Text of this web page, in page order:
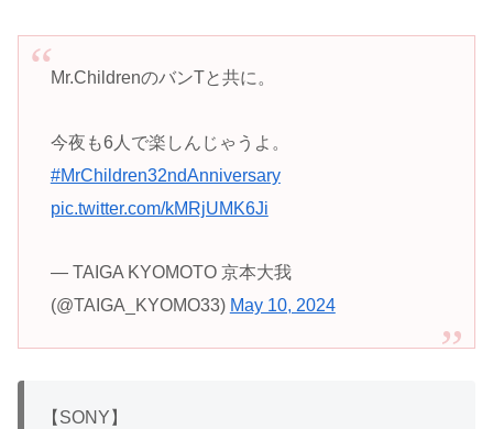
Mr.ChildrenのバンTと共に。
今夜も6人で楽しんじゃうよ。
#MrChildren32ndAnniversary
pic.twitter.com/kMRjUMK6Ji
— TAIGA KYOMOTO 京本大我
(@TAIGA_KYOMO33) May 10, 2024
【SONY】